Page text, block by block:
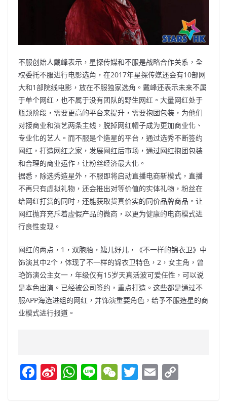
不服创始人戴峰表示，星探传媒和不服是战略合作关系，全
权委托不服进行电影选角，在2017年星探传媒还会有10部网
大和1部院线电影，放在不服独家选角。戴峰还表示未来不属
于单个网红，也不属于没有团队的野生网红。大量网红处于
瓶颈阶段，需要更高的平台来提升，需要抱团包装，为他们
对接商业和演艺两条主线，脱掉网红帽子成为更加商业化、
专业化的艺人。而不服是个造星的平台，通过选秀不断签约
网红，打造网红之家，发展网红后市场，通过网红抱团包装
和合理的商业运作，让粉丝经济最大化。
据悉，除选秀造星外，不服即将启动直播电商新模式，直播
不再只有虚拟礼物，还会推出对等价值的实体礼物，粉丝在
给网红打赏的同时，还能获取货真价实的同价品牌商品。让
网红抛弃充斥着虚假产品的微商，以更为健康的电商模式进
行良性变现。
网红的两点，1，双胞胎，婕儿妤儿，《不一样的锦衣卫》中
饰演其中2个，体现了不一样的锦衣卫特色，2，女主角，曾
艳饰演公主女一，年级仅有15岁天真活波可爱任性，可以说
是本色出演。已经被公司签约，重点打造。这些都是通过不
服APP海选进组的网红，并饰演重要角色，给予不服造星的商
业模式进行报道。
F Si W Li W T E